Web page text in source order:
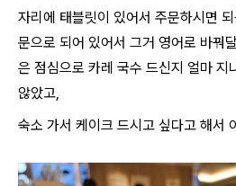
자리에 태블릿이 있어서 주문하시면
문으로 되어 있어서 그거 영어로 바꿔
은 점심으로 카레 국수 드신지 얼마 지
않았고,
숙소 가서 케이크 드시고 싶다고 해서